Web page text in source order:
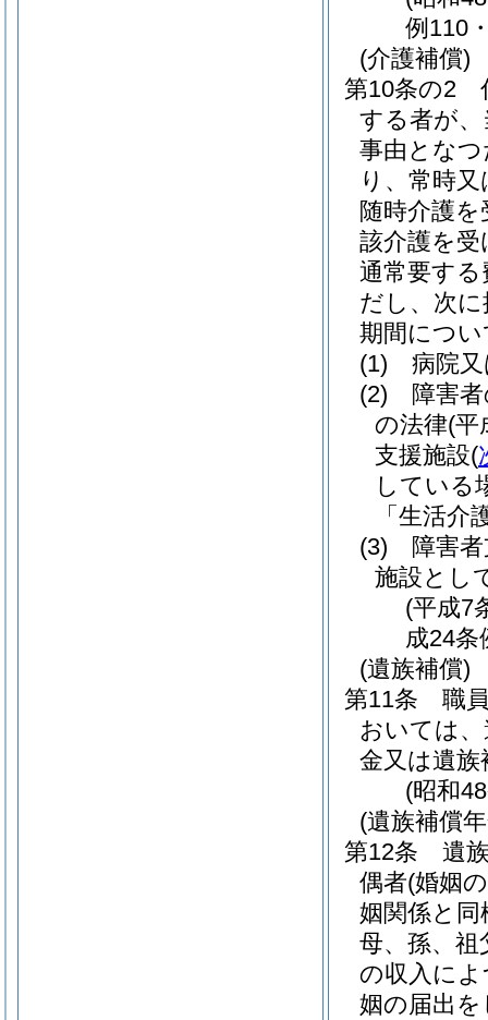
例110
(介護補償)
第10条の2
する者が
事由とな
り、常時
随時介護
該介護を
通常要す
だし、次
期間につ
(1)
病院
(2)
障害
の法律(平
支援施設(
している
「生活介
(3)
障害
施設とし
(平成7
成24条
(遺族補償)
第11条
職
おいては
金又は遺
(昭和
(遺族補償
第12条
遺
偶者(婚姻
姻関係と
母、孫、
の収入に
姻の届出